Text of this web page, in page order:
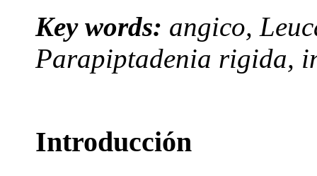
Key words: angico,
Parapiptadenia rigida,
Introducción